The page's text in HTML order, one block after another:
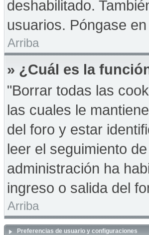
deshabilitado.
usuarios. Póngase
Arriba
» ¿Cuál es la
"Borrar todas las
las cuales le
del foro y estar
leer el seguimiento
administración ha
ingreso o salida del
Arriba
Preferencias de usuario y configuraciones